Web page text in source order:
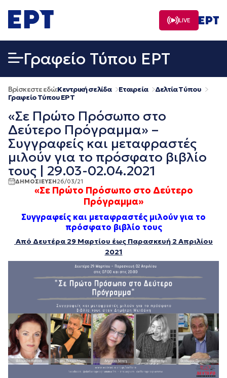
σε
περιεχόμενο
LIVE
Γραφείο Τύπου ΕΡΤ
Βρίσκεστε εδώ:Κεντρική σελίδα Εταιρεία
Δελτία Τύπου
Γραφείο Τύπου ΕΡΤ
«Σε Πρώτο Πρόσωπο στο
Δεύτερο Πρόγραμμα» –
Συγγραφείς και μεταφραστές
μιλούν για το πρόσφατο βιβλίο
τους | 29.03-02.04.2021
ΔΗΜΟΣΙΕΥΣΗ26/03/21
«Σε Πρώτο Πρόσωπο στο Δεύτερο
Πρόγραμμα»
Συγγραφείς και μεταφραστές μιλούν για το
πρόσφατο βιβλίο τους
Από Δευτέρα 29 Μαρτίου έως Παρασκευή 2 Απριλίου
2021